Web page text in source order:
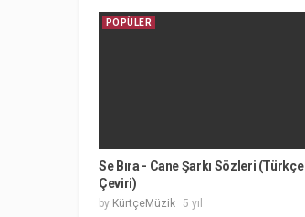
POPÜLER
Se Bıra - Cane Şarkı Sözleri (Türkçe
Çeviri)
by KürtçeMüzik 5 yıl